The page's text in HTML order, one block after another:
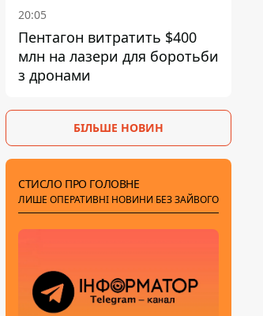
балістики
20:05
Пентагон витратить $400
млн на лазери для боротьби
з дронами
БІЛЬШЕ НОВИН
СТИСЛО ПРО ГОЛОВНЕ
ЛИШЕ ОПЕРАТИВНІ НОВИНИ БЕЗ ЗАЙВОГО